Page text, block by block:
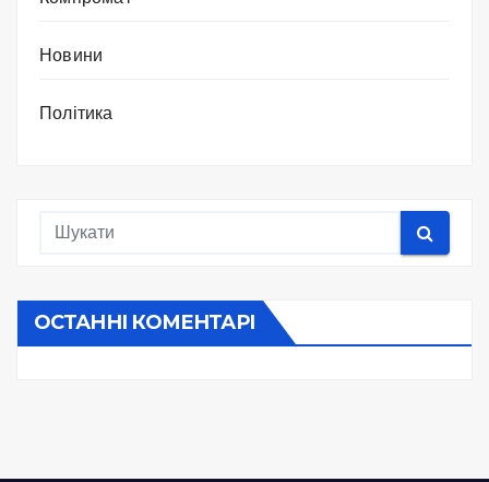
Новини
Політика
ОСТАННІ КОМЕНТАРІ